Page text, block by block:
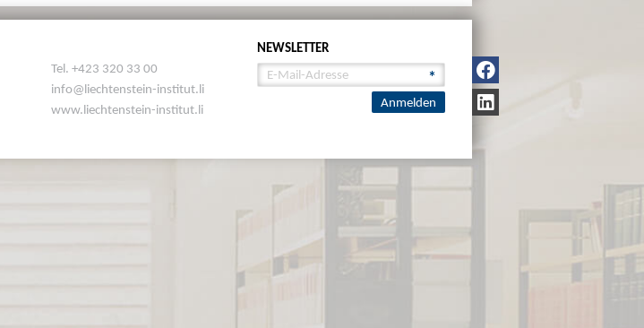
Tel. +423 320 33 00
info@liechtenstein-institut.li
www.liechtenstein-institut.li
NEWSLETTER